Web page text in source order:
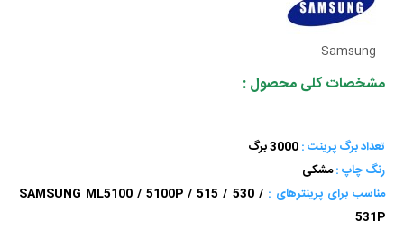
Samsung
مشخصات کلی محصول :
تعداد برگ پرینت :
رنگ چاپ :مشکی
مناسب برای پرینترهای :SAMSUNG ML5100 / 5100P / 515 / 530 /
531P